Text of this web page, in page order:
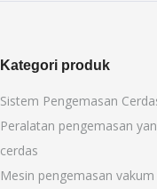
Kategori produk
Sistem Pengemasan
Peralatan pengemasan
cerdas
Mesin pengemasan vakum